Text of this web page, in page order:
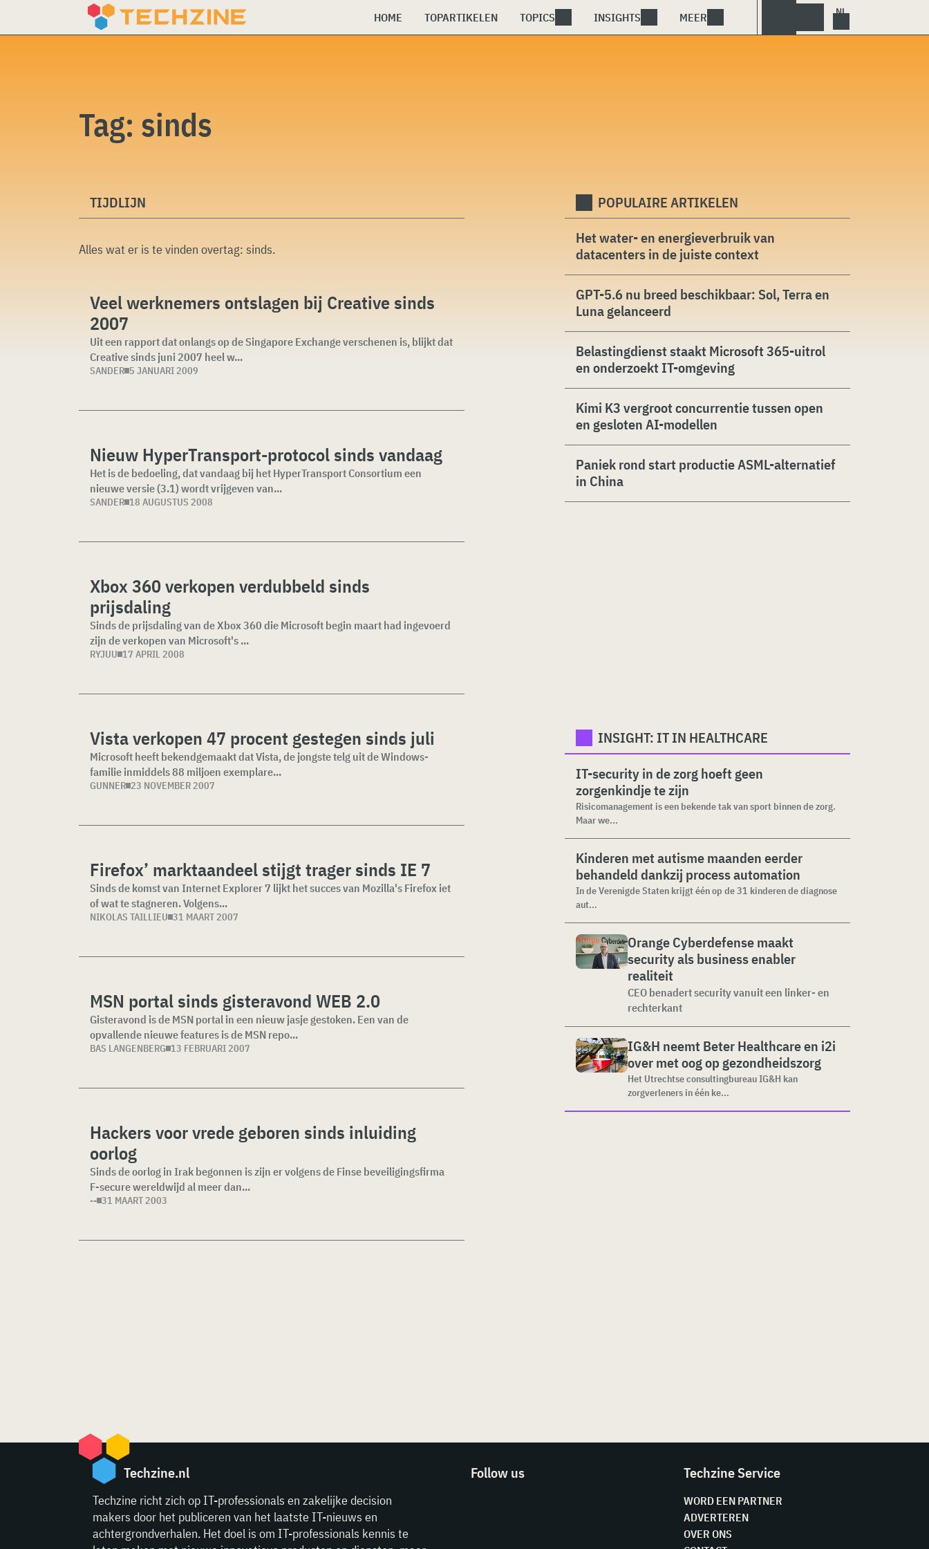
HOME TOPARTIKELEN TOPICS INSIGHTS MEER
Tag: sinds
TIJDLIJN
Alles wat er is te vinden overtag: sinds.
Veel werknemers ontslagen bij Creative sinds
2007
Uit een rapport dat onlangs op de Singapore Exchange verschenen is, blijkt dat
Creative sinds juni 2007 heel w...
SANDER 5 JANUARI 2009
Nieuw HyperTransport-protocol sinds vandaag
Het is de bedoeling, dat vandaag bij het HyperTransport Consortium een
nieuwe versie (3.1) wordt vrijgeven van...
SANDER 18 AUGUSTUS 2008
Xbox 360 verkopen verdubbeld sinds
prijsdaling
Sinds de prijsdaling van de Xbox 360 die Microsoft begin maart had ingevoerd
zijn de verkopen van Microsoft's ...
RYJUU 17 APRIL 2008
Vista verkopen 47 procent gestegen sinds juli
Microsoft heeft bekendgemaakt dat Vista, de jongste telg uit de Windows-
familie inmiddels 88 miljoen exemplare...
GUNNER 23 NOVEMBER 2007
Firefox’ marktaandeel stijgt trager sinds IE 7
Sinds de komst van Internet Explorer 7 lijkt het succes van Mozilla's Firefox iet
of wat te stagneren. Volgens...
NIKOLAS TAILLIEU 31 MAART 2007
MSN portal sinds gisteravond WEB 2.0
Gisteravond is de MSN portal in een nieuw jasje gestoken. Een van de
opvallende nieuwe features is de MSN repo...
BAS LANGENBERG 13 FEBRUARI 2007
Hackers voor vrede geboren sinds inluiding
oorlog
Sinds de oorlog in Irak begonnen is zijn er volgens de Finse beveiligingsfirma
F-secure wereldwijd al meer dan...
-- 31 MAART 2003
POPULAIRE ARTIKELEN
Het water- en energieverbruik van
datacenters in de juiste context
GPT-5.6 nu breed beschikbaar: Sol, Terra en
Luna gelanceerd
Belastingdienst staakt Microsoft 365-uitrol
en onderzoekt IT-omgeving
Kimi K3 vergroot concurrentie tussen open
en gesloten AI-modellen
Paniek rond start productie ASML-alternatief
in China
INSIGHT: IT IN HEALTHCARE
IT-security in de zorg hoeft geen
zorgenkindje te zijn
Risicomanagement is een bekende tak van sport binnen de zorg.
Maar we...
Kinderen met autisme maanden eerder
behandeld dankzij process automation
In de Verenigde Staten krijgt één op de 31 kinderen de diagnose
aut...
Orange Cyberdefense maakt
security als business enabler
realiteit
CEO benadert security vanuit een linker- en
rechterkant
IG&H neemt Beter Healthcare en i2i
over met oog op gezondheidszorg
Het Utrechtse consultingbureau IG&H kan
zorgverleners in één ke...
Techzine.nl
Techzine richt zich op IT-professionals en zakelijke decision
makers door het publiceren van het laatste IT-nieuws en
achtergrondverhalen. Het doel is om IT-professionals kennis te
Follow us Techzine Service
WORD EEN PARTNER
ADVERTEREN
OVER ONS